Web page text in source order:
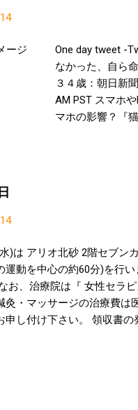
One day tweet -
なかった、自ら
３４歳：朝日新
AM PST スマホ
マホの影響？『
像。このグラフ
ンディショニン
ディショニング
日（水）は『骨
)は アリオ北砂 2階セブン
運動を中心の約60分)を行
お、治療院は『 女性セラ
灸・マッサージの治療費は
申し付け下さい。 領収書